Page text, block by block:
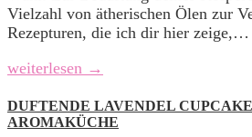
Vielzahl von ätherischen Ölen zur
Rezepturen, die ich dir hier zeige,…
weiterlesen →
DUFTENDE LAVENDEL
AROMAKÜCHE